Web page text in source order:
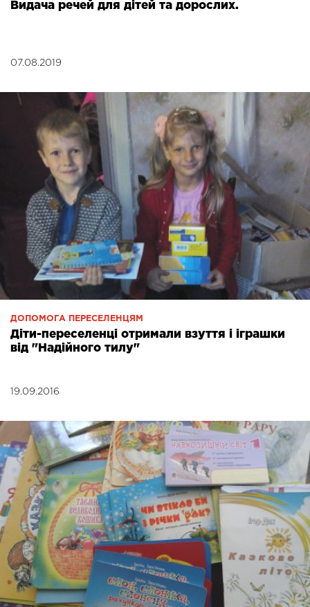
Видача речей для дітей та дорослих.
07.08.2019
ДОПОМОГА ПЕРЕСЕЛЕНЦЯМ
Діти-переселенці отримали взуття і іграшки
від "Надійного тилу"
19.09.2016